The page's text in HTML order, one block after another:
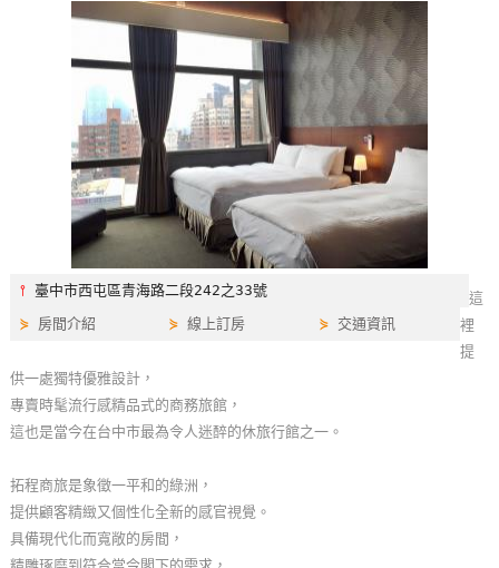
紅
帶
你
玩
樂
⫯臺中市西屯區青海路二段242之33號
⋟ 房間介紹 ⋟線上訂房 ⋟ 交通資訊
這
裡
提
供一處獨特優雅設計，
專賣時髦流行感精品式的商務旅館，
這也是當今在台中市最為令人迷醉的休旅行館之一。
拓程商旅是象徵一平和的綠洲，
提供顧客精緻又個性化全新的感官視覺。
具備現代化而寬敞的房間，